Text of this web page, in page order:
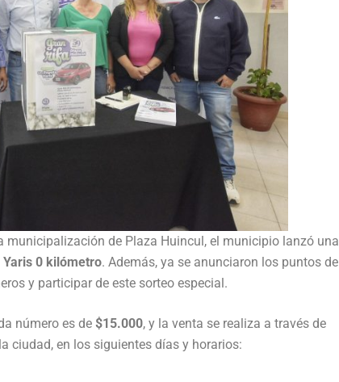
municipalización de Plaza Huincul, el municipio lanzó una
Yaris 0 kilómetro. Además, ya se anunciaron los puntos de
y participar de este sorteo especial.
número es de $15.000, y la venta se realiza a través de
ciudad, en los siguientes días y horarios: